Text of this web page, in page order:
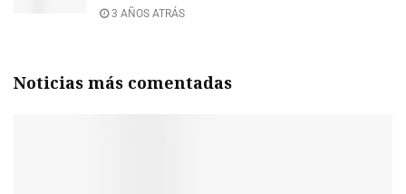
3 AÑOS ATRÁS
Noticias más comentadas